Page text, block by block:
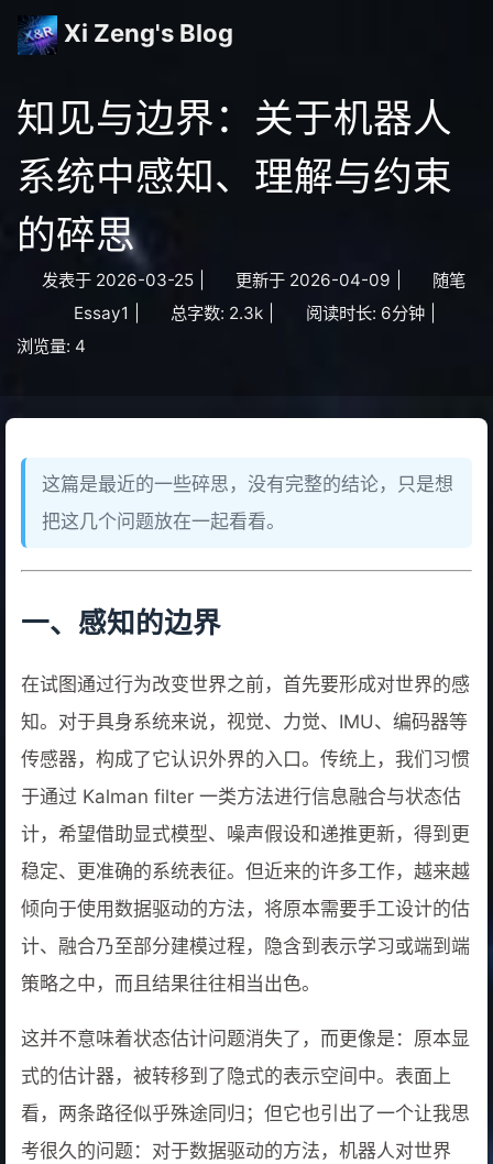
Xi Zeng's Blog
知见与边界：关于机器人
系统中感知、理解与约束
的碎思
发表于 2026-03-25 更新于 2026-04-09
随笔
Essay1
总字数: 2.3k 阅读时长: 6分钟
浏览量: 4
这篇是最近的一些碎思，没有完整的结论，只是想
把这几个问题放在一起看看。
一、感知的边界
在试图通过行为改变世界之前，首先要形成对世界的感
知。对于具身系统来说，视觉、力觉、IMU、编码器等
传感器，构成了它认识外界的入口。传统上，我们习惯
于通过 Kalman filter 一类方法进行信息融合与状态估
计，希望借助显式模型、噪声假设和递推更新，得到更
稳定、更准确的系统表征。但近来的许多工作，越来越
倾向于使用数据驱动的方法，将原本需要手工设计的估
计、融合乃至部分建模过程，隐含到表示学习或端到端
策略之中，而且结果往往相当出色。
这并不意味着状态估计问题消失了，而更像是：原本显
式的估计器，被转移到了隐式的表示空间中。表面上
看，两条路径似乎殊途同归；但它也引出了一个让我思
考很久的问题：对于数据驱动的方法，机器人对世界